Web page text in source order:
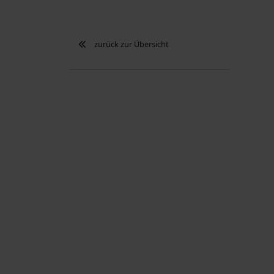
zurück zur Übersicht